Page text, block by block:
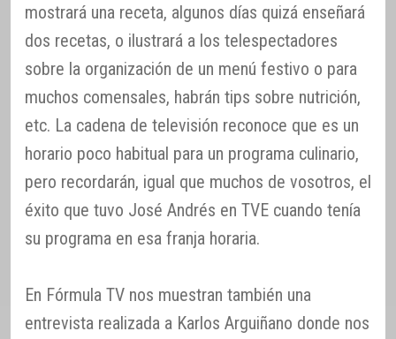
mostrará una receta, algunos días quizá enseñará
dos recetas, o ilustrará a los telespectadores
sobre la organización de un menú festivo o para
muchos comensales, habrán tips sobre nutrición,
etc. La cadena de televisión reconoce que es un
horario poco habitual para un programa culinario,
pero recordarán, igual que muchos de vosotros, el
éxito que tuvo José Andrés en TVE cuando tenía
su programa en esa franja horaria.
En Fórmula TV nos muestran también una
entrevista realizada a Karlos Arguiñano donde nos